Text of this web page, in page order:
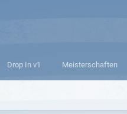
Drop In v1 Meisterschaften